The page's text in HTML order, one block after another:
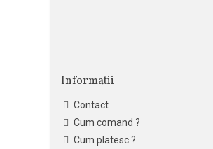
Informatii
Contact
Cum comand ?
Cum platesc ?